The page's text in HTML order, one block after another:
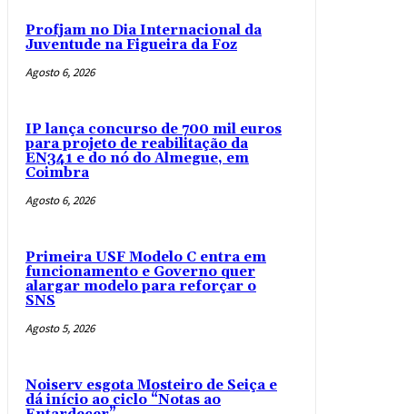
Profjam no Dia Internacional da
Juventude na Figueira da Foz
Agosto 6, 2026
IP lança concurso de 700 mil euros
para projeto de reabilitação da
EN341 e do nó do Almegue, em
Coimbra
Agosto 6, 2026
Primeira USF Modelo C entra em
funcionamento e Governo quer
alargar modelo para reforçar o
SNS
Agosto 5, 2026
Noiserv esgota Mosteiro de Seiça e
dá início ao ciclo “Notas ao